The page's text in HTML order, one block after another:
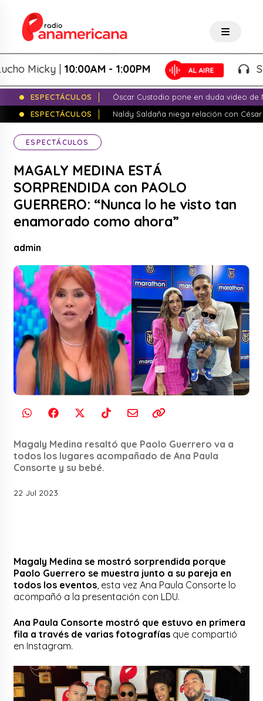
|10:00AM - 1:00PM Salsa
ESPECTÁCULOS
Óscar Custodio pone en duda video de
ESPECTÁCULOS
Naldy Saldaña niega relación con
ESPECTÁCULOS
MAGALY MEDINA ESTÁ
SORPRENDIDA con PAOLO
GUERRERO: “Nunca lo he visto tan
enamorado como ahora”
admin
Magaly Medina resaltó que Paolo Guerrero va a
todos los lugares acompañado de Ana Paula
Consorte y su bebé.
22 Jul 2023
Magaly Medina se mostró sorprendida porque
Paolo Guerrero se muestra junto a su pareja en
todos los eventos , esta vez Ana Paula Consorte lo
acompañó a la presentación con LDU.
Ana Paula Consorte mostró que estuvo en primera
fila a través de varias fotografías que compartió
en Instagram.